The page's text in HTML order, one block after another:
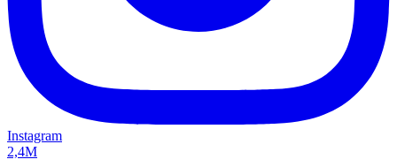
Instagram
2,4M